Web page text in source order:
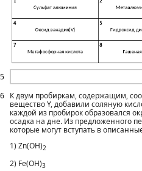
5
6
К двум пробиркам, содержащим,
вещество Y, добавили соляную
каждой из пробирок образовался
осадка на дне. Из предложенного
которые могут вступать в
1) Zn(OH)2
2) Fe(OH)3